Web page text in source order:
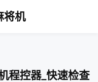
将机
程控器_快速检查